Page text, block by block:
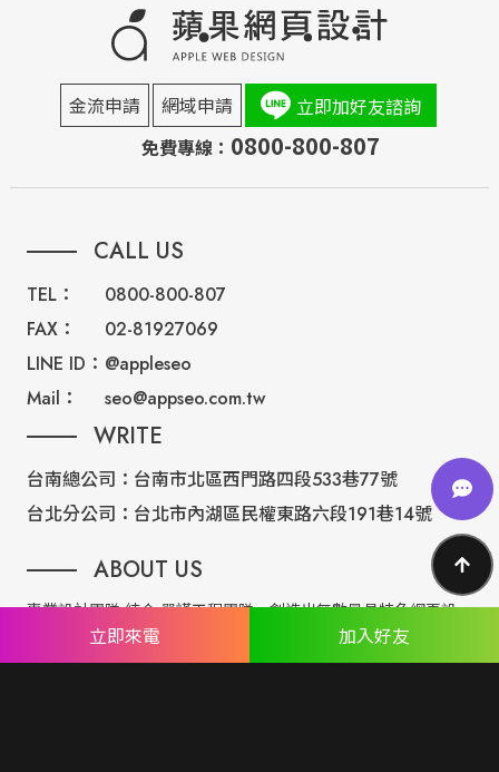
金流申請 網域申請
立即加好友諮詢
免費專線： 0800-800-807
CALL US
TEL：
0800-800-807
FAX：
02-81927069
LINE ID： @appleseo
Mail：
seo@appseo.com.tw
WRITE
台南總公司： 台南市北區西門路四段533巷77號
台北分公司： 台北市內湖區民權東路六段191巷14號
ABOUT US
專業設計團隊 結合 嚴謹工程團隊，創造出無數最具特色網頁設
計，不管是時尚美感或是網站最新特效技術，我們仍不斷學習推
出最創新的網頁設計。
立即來電 加入好友